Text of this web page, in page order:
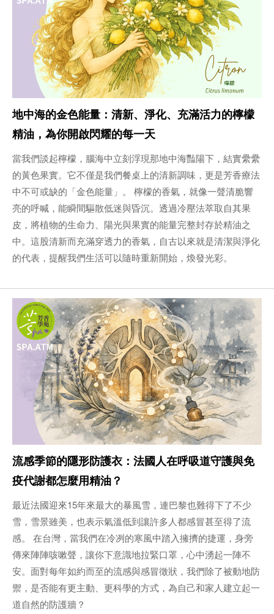
地中海的金色能量：清新、淨化、充滿活力的檸檬
精油，為你開啟閃耀的每一天
當我們談起檸檬，腦海中立刻浮現那地中海豔陽下，結實纍纍
的黃色果實。它不僅是我們餐桌上的清新調味，更是芳香療法
中不可或缺的「金色能量」。 檸檬的香氣，就像一聲清脆響
亮的呼喊，能瞬間驅散低迷與昏沉。透過冷壓法萃取自其果
皮，將植物的生命力、陽光與果實的能量完整封存於精油之
中。這股清新而充滿穿透力的香氣，自古以來就是清潔與淨化
的代表，提醒我們生活可以隨時重新開始，煥發光彩。
流感季節的隱形防護衣：法國人在呼吸道守護與免
疫代謝都怎麼用精油？
最近法國迎來15年來最大的暴風雪，連巴黎也難得下了不少
雪，雪景雖美，也表示氣溫低到讓許多人都感冒甚至得了流
感。 在台灣，當我們在冷冽的寒風中踏入擁擠的捷運，身旁
傳來陣陣咳嗽聲，讓你下意識地拉緊口罩，心中湧起一陣不
安。面對每年如約而至的流感與感冒徵狀，我們除了被動地防
禦，是否能有更主動、更科學的方式，為自己和家人建立起一
道自然的防護牆？